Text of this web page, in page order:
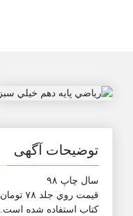
توضیحات آگهی
سال چاپ ٩٨
قيمت روي جلد ٧٨ تومان ميباشد كه ٤٠ تومان گذاشته ام.
كتاب استفاده شده است.